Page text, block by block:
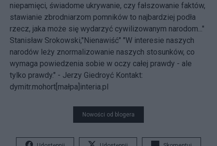
niepamięci, świadome ukrywanie, czy fałszowanie faktów,
stawianie zbrodniarzom pomników to najbardziej podła
rzecz, jaka może się wydarzyć cywilizowanym narodom..."
Stanisław Srokowski,"Nienawiść" "W interesie naszych
narodów leży znormalizowanie naszych stosunków, co
wymaga powiedzenia sobie w oczy całej prawdy - ale
tylko prawdy." - Jerzy Giedroyć Kontakt:
dymitr.mohort[małpa]interia.pl
Nowości od blogera